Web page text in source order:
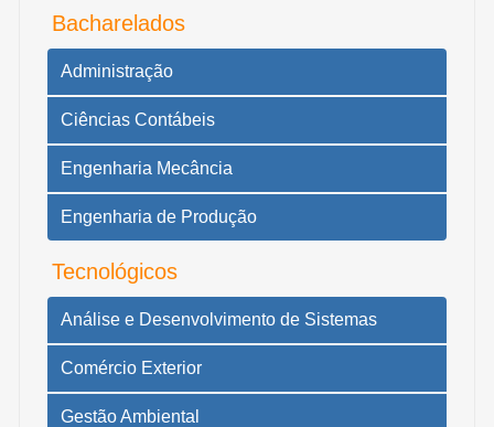
Bacharelados
Administração
Ciências Contábeis
Engenharia Mecância
Engenharia de Produção
Tecnológicos
Análise e Desenvolvimento de Sistemas
Comércio Exterior
Gestão Ambiental